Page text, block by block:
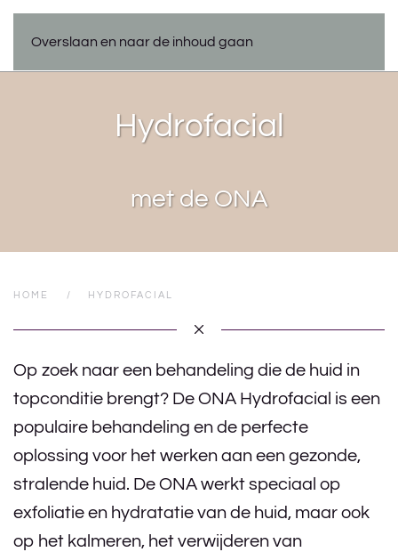
Overslaan en naar de inhoud gaan
Hydrofacial
met de ONA
HOME HYDROFACIAL
Op zoek naar een behandeling die de huid in
topconditie brengt? De ONA Hydrofacial is een
populaire behandeling en de perfecte
oplossing voor het werken aan een gezonde,
stralende huid. De ONA werkt speciaal op
exfoliatie en hydratatie van de huid, maar ook
op het kalmeren, het verwijderen van